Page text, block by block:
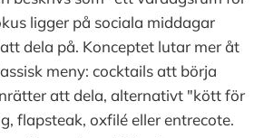
ligger på sociala middagar
dela på. Konceptet lutar mer åt
meny: cocktails att börja
att dela, alternativt "kött för
flapsteak, oxfilé eller entrecote.